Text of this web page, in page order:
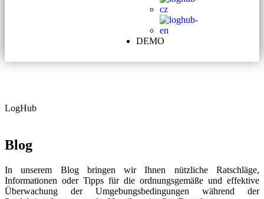
DEMO
LogHub
Blog
In unserem Blog bringen wir Ihnen nützliche Ratschläge,
Informationen oder Tipps für die ordnungsgemäße und effektive
Überwachung der Umgebungsbedingungen während der